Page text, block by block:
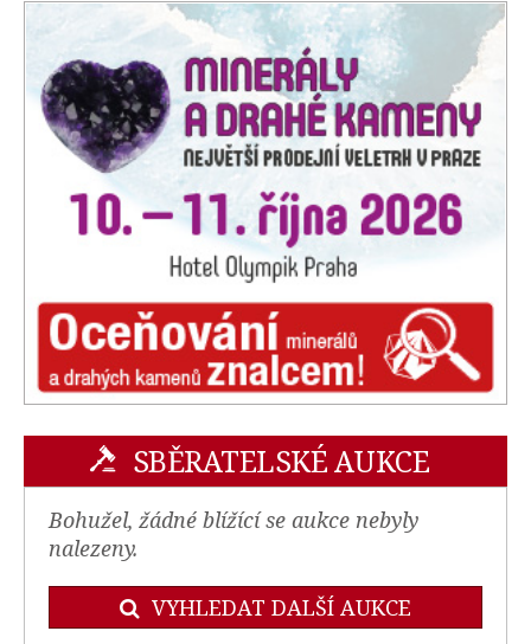
SBĚRATELSKÉ AUKCE
Bohužel, žádné blížící se aukce nebyly
nalezeny.
VYHLEDAT DALŠÍ AUKCE